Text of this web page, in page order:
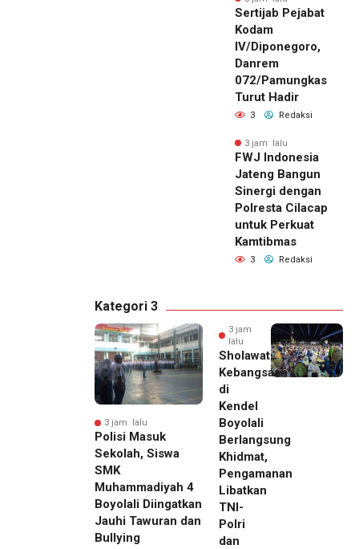
Sertijab Pejabat
Kodam
IV/Diponegoro,
Danrem
072/Pamungkas
Turut Hadir
3 Redaksi
3 jam lalu
FWJ Indonesia
Jateng Bangun
Sinergi dengan
Polresta Cilacap
untuk Perkuat
Kamtibmas
3 Redaksi
Kategori 3
3 jam lalu
Polisi Masuk
Sekolah, Siswa
SMK
Muhammadiyah 4
Boyolali Diingatkan
Jauhi Tawuran dan
Bullying
3 jam
lalu
Sholawat
Kebangsaan
di
Kendel
Boyolali
Berlangsung
Khidmat,
Pengamanan
Libatkan
TNI-
Polri
dan